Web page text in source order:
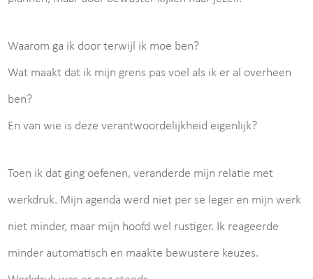
Waarom ga ik door terwijl ik moe ben?
Wat maakt dat ik mijn grens pas voel als ik er al overheen
ben?
En van wie is deze verantwoordelijkheid eigenlijk?
Toen ik dat ging oefenen, veranderde mijn relatie met
werkdruk. Mijn agenda werd niet per se leger en mijn werk
niet minder, maar mijn hoofd wel rustiger. Ik reageerde
minder automatisch en maakte bewustere keuzes.